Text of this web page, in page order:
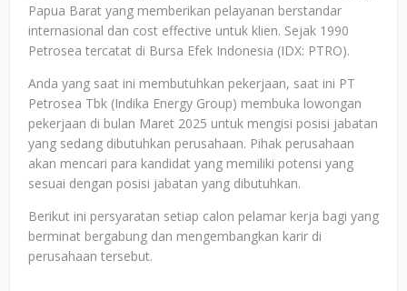
Papua Barat yang memberikan pelayanan berstandar
internasional dan cost effective untuk klien. Sejak 1990
Petrosea tercatat di Bursa Efek Indonesia (IDX: PTRO).
Anda yang saat ini membutuhkan pekerjaan, saat ini PT
Petrosea Tbk (Indika Energy Group) membuka lowongan
pekerjaan di bulan Maret 2025 untuk mengisi posisi jabatan
yang sedang dibutuhkan perusahaan. Pihak perusahaan
akan mencari para kandidat yang memiliki potensi yang
sesuai dengan posisi jabatan yang dibutuhkan.
Berikut ini persyaratan setiap calon pelamar kerja bagi yang
berminat bergabung dan mengembangkan karir di
perusahaan tersebut.